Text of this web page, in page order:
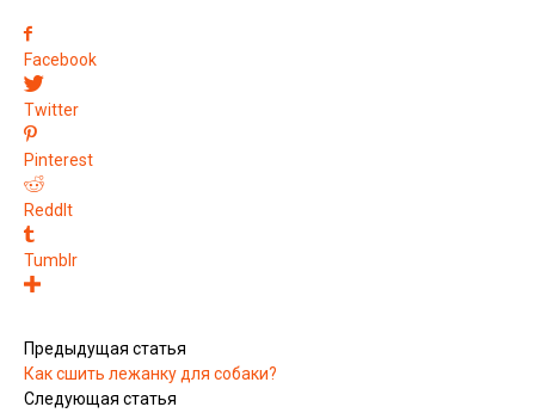
Facebook
Twitter
Pinterest
ReddIt
Tumblr
Предыдущая статья
Как сшить лежанку для собаки?
Следующая статья